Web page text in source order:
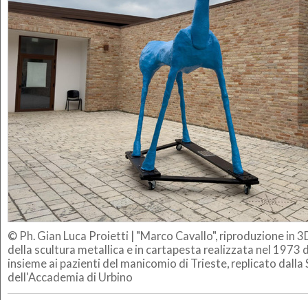
© Ph. Gian Luca Proietti
"Marco Cavallo", riproduzione in
della scultura metallica e in cartapesta realizzata nel 1973
insieme ai pazienti del manicomio di Trieste, replicato dalla
dell'Accademia di Urbino